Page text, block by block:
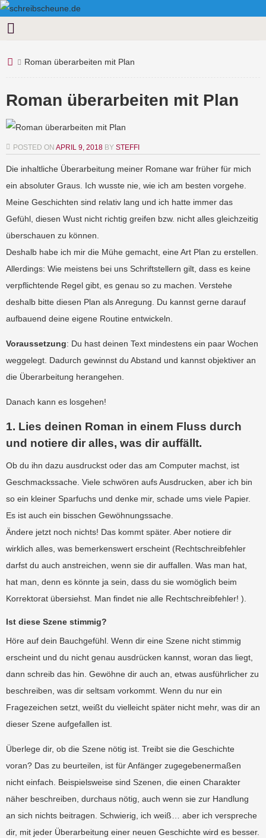
Roman überarbeiten mit Plan
Roman überarbeiten mit Plan
POSTED ON APRIL 9, 2018 BY STEFFI
Die inhaltliche Überarbeitung meiner Romane war früher für mich
ein absoluter Graus. Ich wusste nie, wie ich am besten vorgehe.
Meine Geschichten sind relativ lang und ich hatte immer das
Gefühl, diesen Wust nicht richtig greifen bzw. nicht alles gleichzeitig
überschauen zu können.
Deshalb habe ich mir die Mühe gemacht, eine Art Plan zu erstellen.
Allerdings: Wie meistens bei uns Schriftstellern gilt, dass es keine
verpflichtende Regel gibt, es genau so zu machen. Verstehe
deshalb bitte diesen Plan als Anregung. Du kannst gerne darauf
aufbauend deine eigene Routine entwickeln.
Voraussetzung: Du hast deinen Text mindestens ein paar Wochen
weggelegt. Dadurch gewinnst du Abstand und kannst objektiver an
die Überarbeitung herangehen.
Danach kann es losgehen!
1. Lies deinen Roman in einem Fluss durch
und notiere dir alles, was dir auffällt.
Ob du ihn dazu ausdruckst oder das am Computer machst, ist
Geschmackssache. Viele schwören aufs Ausdrucken, aber ich bin
so ein kleiner Sparfuchs und denke mir, schade ums viele Papier.
Es ist auch ein bisschen Gewöhnungssache.
Ändere jetzt noch nichts! Das kommt später. Aber notiere dir
wirklich alles, was bemerkenswert erscheint (Rechtschreibfehler
darfst du auch anstreichen, wenn sie dir auffallen. Was man hat,
hat man, denn es könnte ja sein, dass du sie womöglich beim
Korrektorat übersiehst. Man findet nie alle Rechtschreibfehler! ).
Ist diese Szene stimmig?
Höre auf dein Bauchgefühl. Wenn dir eine Szene nicht stimmig
erscheint und du nicht genau ausdrücken kannst, woran das liegt,
dann schreib das hin. Gewöhne dir auch an, etwas ausführlicher zu
beschreiben, was dir seltsam vorkommt. Wenn du nur ein
Fragezeichen setzt, weißt du vielleicht später nicht mehr, was dir an
dieser Szene aufgefallen ist.
Überlege dir, ob die Szene nötig ist. Treibt sie die Geschichte
voran? Das zu beurteilen, ist für Anfänger zugegebenermaßen
nicht einfach. Beispielsweise sind Szenen, die einen Charakter
näher beschreiben, durchaus nötig, auch wenn sie zur Handlung
an sich nichts beitragen. Schwierig, ich weiß… aber ich verspreche
dir, mit jeder Überarbeitung einer neuen Geschichte wird es besser.